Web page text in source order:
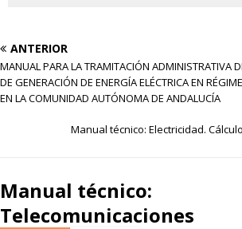
ANTERIOR
MANUAL PARA LA TRAMITACIÓN ADMINISTRATIVA
DE GENERACIÓN DE ENERGÍA ELÉCTRICA EN
EN LA COMUNIDAD AUTÓNOMA DE ANDALUCÍA
Manual técnico: Electricidad.
Manual técnico:
Telecomunicaciones